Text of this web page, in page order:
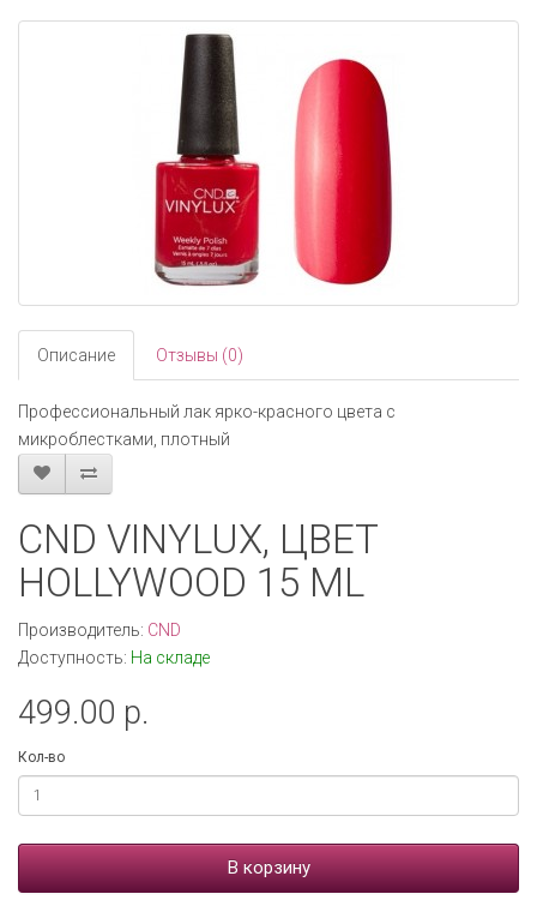
Описание Отзывы (0)
Профессиональный лак ярко-красного цвета с
микроблестками, плотный
CND VINYLUX, ЦВЕТ
HOLLYWOOD 15 ML
Производитель: CND
Доступность: На складе
499.00 р.
Кол-во
В корзину